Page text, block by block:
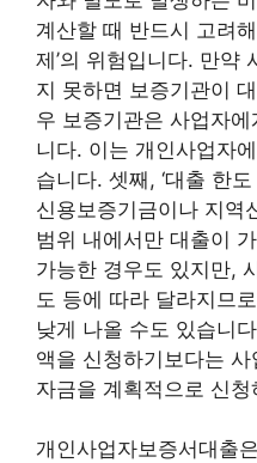
계산할 때 반드시 고려
제’의 위험입니다. 만약
지 못하면 보증기관이
우 보증기관은 사업자
니다. 이는 개인사업자
습니다. 셋째, ‘대출 한
신용보증기금이나 지역
범위 내에서만 대출이
가능한 경우도 있지만,
도 등에 따라 달라지므
낮게 나올 수도 있습니
액을 신청하기보다는
자금을 계획적으로 신
개인사업자보증서대출